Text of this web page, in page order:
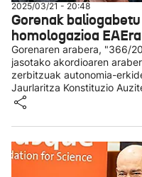
2025/03/21 - 20:48
Gorenak
homologazioa
Gorenaren arabera, "366/
jasotako akordioaren
zerbitzuak autonomia-
Jaurlaritza Konstituzio